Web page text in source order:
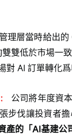
管理層當時給出的
雙低於市場一
對 AI 訂單轉化
公司將年度資
步伐讓投資者
產的「AI基建公